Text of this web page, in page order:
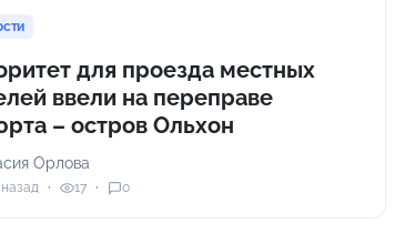
для проезда местных
ввели на переправе
– остров Ольхон
Орлова
17 0